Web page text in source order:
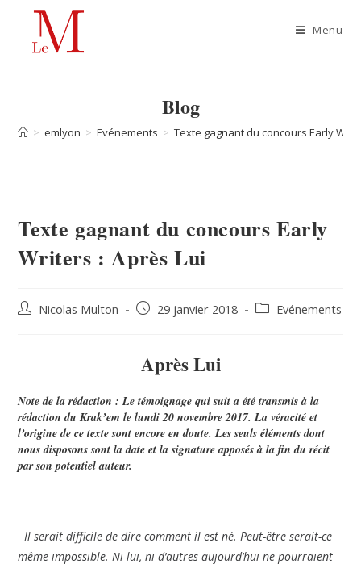
Menu
Blog
> emlyon > Evénements > Texte gagnant du concours Early
Texte gagnant du concours Early
Writers : Après Lui
Nicolas Multon 29 janvier 2018 Evénements
Après Lui
Note de la rédaction : Le témoignage qui suit a été transmis à la
rédaction du Krak’em le lundi 20 novembre 2017. La véracité et
l’origine de ce texte sont encore en doute. Les seuls éléments dont
nous disposons sont la date et la signature apposés à la fin du récit
par son potentiel auteur.
Il serait difficile de dire comment il est né. Peut-être serait-ce
même impossible. Ni lui, ni d’autres aujourd’hui ne pourraient